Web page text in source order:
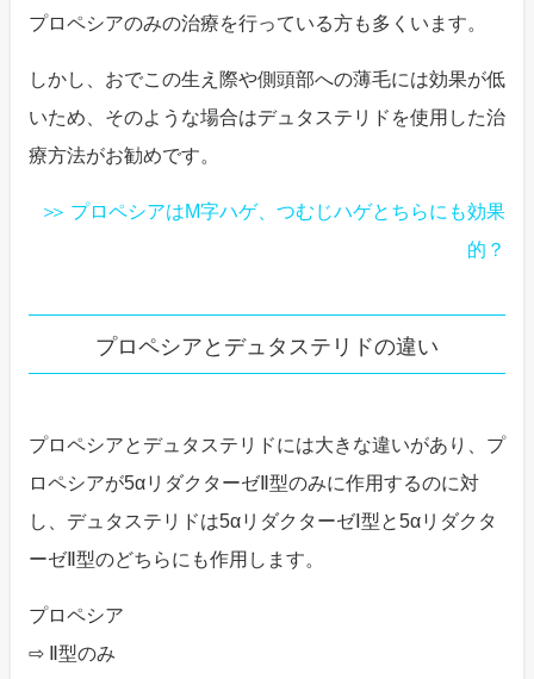
プロペシアのみの治療を行っている方も多くいます。
しかし、おでこの生え際や側頭部への薄毛には効果が低
いため、そのような場合はデュタステリドを使用した治
療方法がお勧めです。
プロペシアはM字ハゲ、つむじハゲとちらにも効果
的？
プロペシアとデュタステリドの違い
プロペシアとデュタステリドには大きな違いがあり、プ
ロペシアが5αリダクターゼⅡ型のみに作用するのに対
し、デュタステリドは5αリダクターゼⅠ型と5αリダクタ
ーゼⅡ型のどちらにも作用します。
プロペシア
⇨ Ⅱ型のみ